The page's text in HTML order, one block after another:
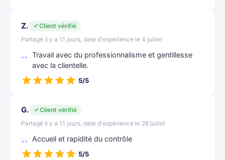
Z.
Client vérifié
Partagé il y a 11 jours, date d'expérience le 4 juillet
Travail avec du professionnalisme et gentillesse
avec la clientelle.
5/5
G.
Client vérifié
Partagé il y a 11 jours, date d'expérience le 28 juillet
Accueil et rapidité du contrôle
5/5